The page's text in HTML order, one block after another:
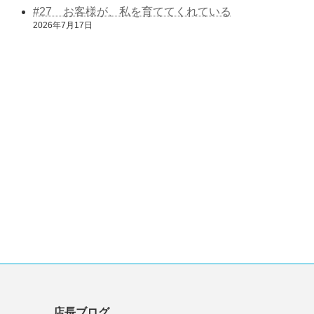
#27 お客様が、私を育ててくれている
2026年7月17日